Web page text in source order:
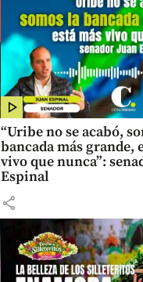
“Uribe no se acabó,
bancada más grande,
vivo que nunca”:
Espinal
share